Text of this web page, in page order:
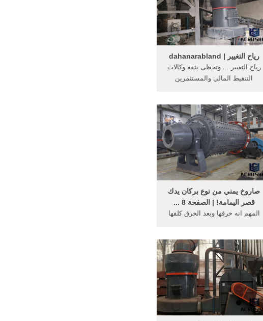
رياح التغيير | dahanarabland
رياح التغيير ... وتحظى بثقة وكالات
التنقيط المالي والمستثمرين
صاروخ يمني من نوع بركان يدك
قصر اليمامة! | الصفحة 8 ...
المهم انه خرقها وبعد الخرق كلفها